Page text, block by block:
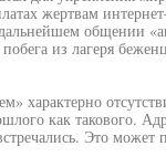
жертвам
общении
из лагеря
характерно
как такового.
Это может